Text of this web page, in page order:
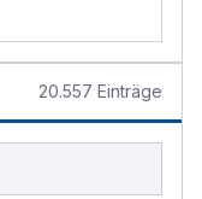
20.557 Einträge